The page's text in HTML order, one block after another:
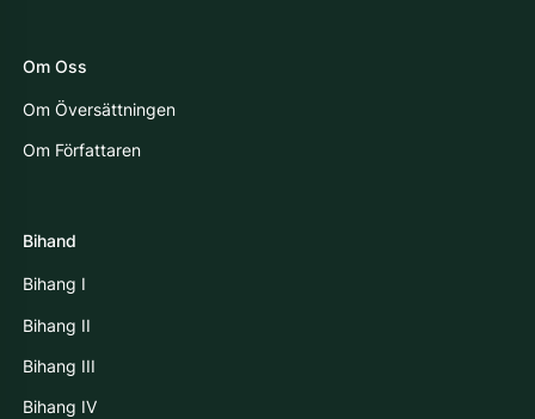
Om Oss
Om Översättningen
Om Författaren
Bihand
Bihang I
Bihang II
Bihang III
Bihang IV